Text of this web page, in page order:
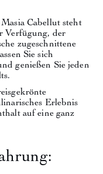
Cabellut steht
Verfügung, der
zugeschnittene
Sie sich
genießen Sie jeden
Erlebnis
auf eine ganz